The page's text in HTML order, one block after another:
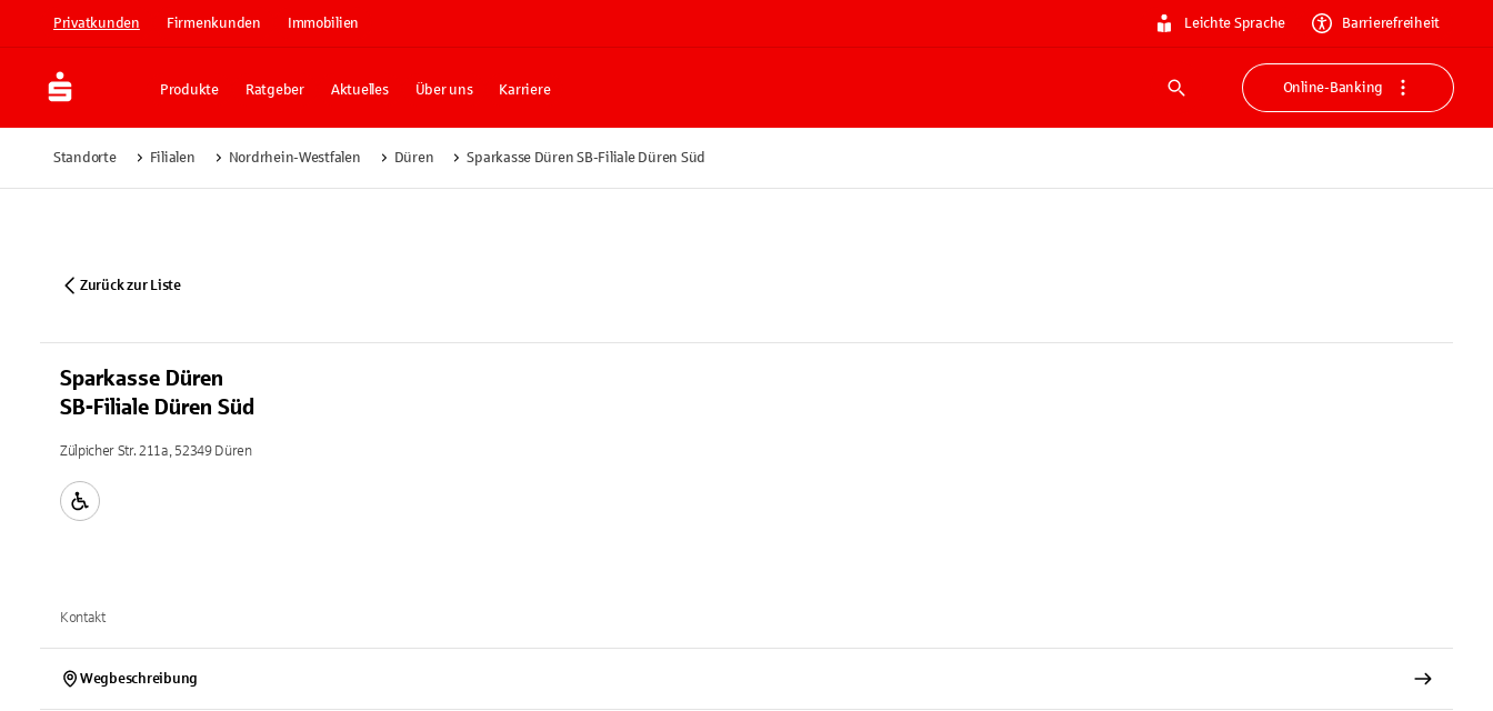
Privatkunden Firmenkunden Immobilien Leichte Sprache Barrierefreiheit
Produkte Ratgeber Aktuelles Über uns Karriere
Suche
Online-Banking
Standorte Filialen Nordrhein-Westfalen Düren Sparkasse Düren SB-Filiale Düren Süd
Zurück zur Liste
Sparkasse Düren
SB-Filiale Düren Süd
Zülpicher Str. 211a, 52349 Düren
Kontakt
Wegbeschreibung